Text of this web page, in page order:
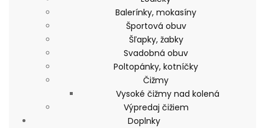
Balerínky, mokasíny
Športová obuv
Šľapky, žabky
Svadobná obuv
Poltopánky, kotníčky
Čižmy
Vysoké čižmy nad kolená
Výpredaj čižiem
Doplnky